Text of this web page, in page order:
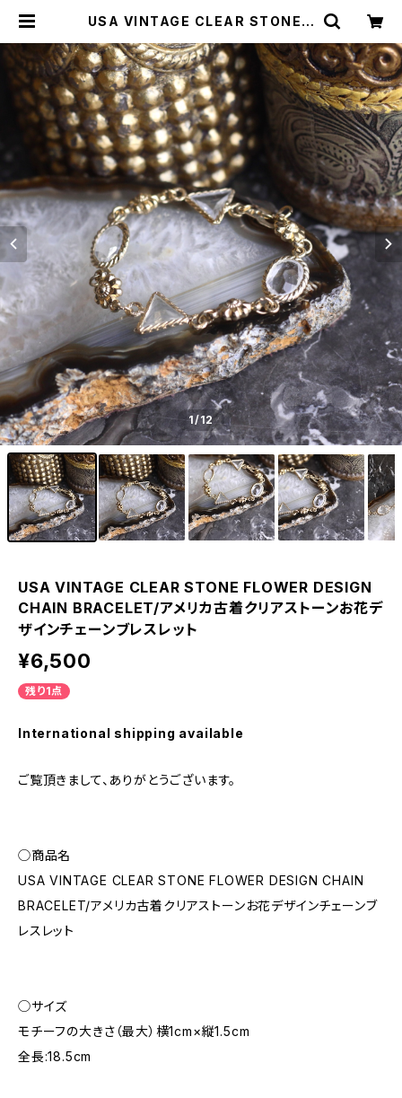
USA VINTAGE CLEAR STONE F
LET/アメリカ古着クリアストーンお花
デザインチェーンブレスレット | Titti
Vintage
1/12
USA VINTAGE CLEAR STONE FLOWER DESIGN
CHAIN BRACELET/アメリカ古着クリアストーンお花デ
ザインチェーンブレスレット
¥6,500
残り1点
International shipping available
ご覧頂きまして、ありがとうございます。
◯商品名
USA VINTAGE CLEAR STONE FLOWER DESIGN CHAIN
BRACELET/アメリカ古着クリアストーンお花デザインチェーンブ
レスレット
◯サイズ
モチーフの大きさ（最大）横1cm×縦1.5cm
全長:18.5cm